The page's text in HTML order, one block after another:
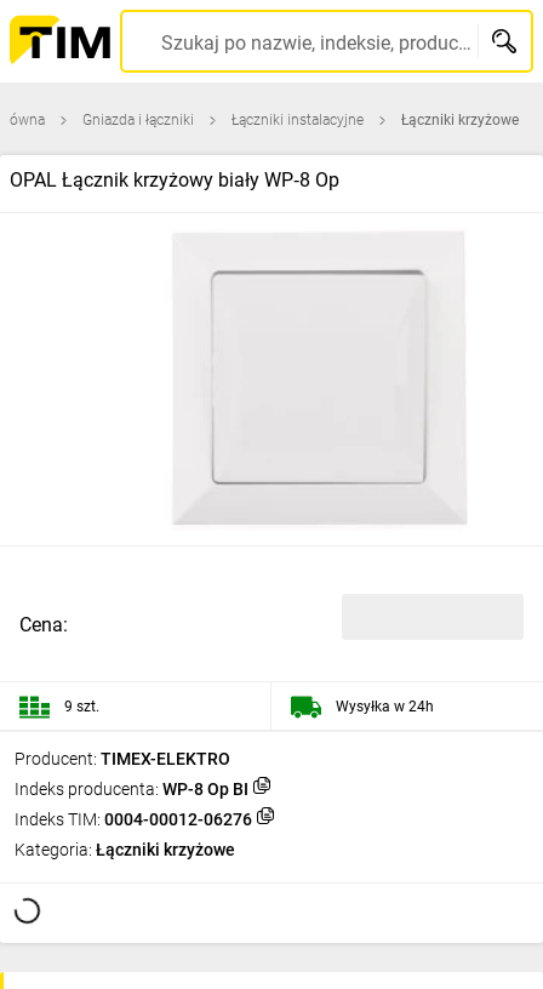
Szukaj po nazwie, indeksie, producencie, kodzie kreskowym...
Gniazda i łączniki Łączniki instalacyjne Łączniki krzyżowe
OPAL Łącznik krzyżowy biały WP‑8 Op
Producent: TIMEX-ELEKTRO
Indeks producenta: WP-8 Op BI
Indeks TIM: 0004-00012-06276
Kategoria: Łączniki krzyżowe
Cena:
9 szt. Wysyłka w 24h